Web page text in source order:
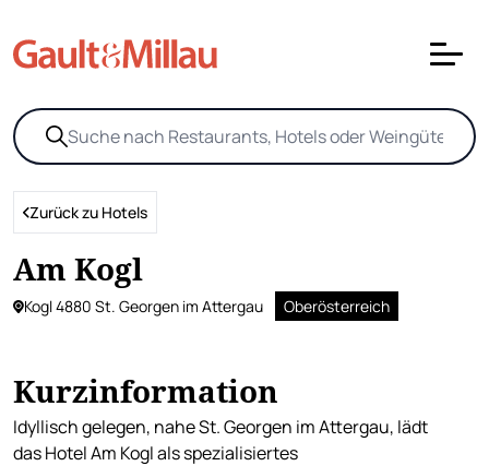
Zurück zu Hotels
Am Kogl
Kogl 4880 St. Georgen im Attergau Oberösterreich
Kurzinformation
Idyllisch gelegen, nahe St. Georgen im Attergau, lädt
das Hotel Am Kogl als spezialisiertes